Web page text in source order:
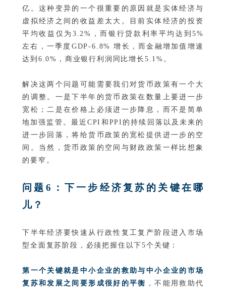
亿。这种变异的一个很重要的原因就是实体经济与
虚拟经济之间的收益差太大。目前实体经济的投资
平均收益仅为3.2%，而银行贷款利率平均达到5%
左右，一季度GDP-6.8% 增长，而金融增加值增速
达到6.0%，商业银行利润同比增长5.1%。
解决这两个问题可能需要我们对货币政策有一个大
的调整。一是下半年的货币政策在数量上要进一步
宽松；二是在价格上必须进一步降息，而不是简单
地加强监管。最近CPI和PPI的持续回落以及未来的
进一步回落，将给货币政策的宽松提供进一步的空
间。当然，货币政策的空间与财政政策一样比想象
的要窄。
问题6：下一步经济复苏的关键在哪
儿？
下半年经济要快速从行政性复工复产阶段进入市场
型全面复苏阶段，必须把握住以下5个关键：
第一个关键就是中小企业的救助与中小企业的市场
复苏和发展之间要形成很好的平衡 ，不能用救助代